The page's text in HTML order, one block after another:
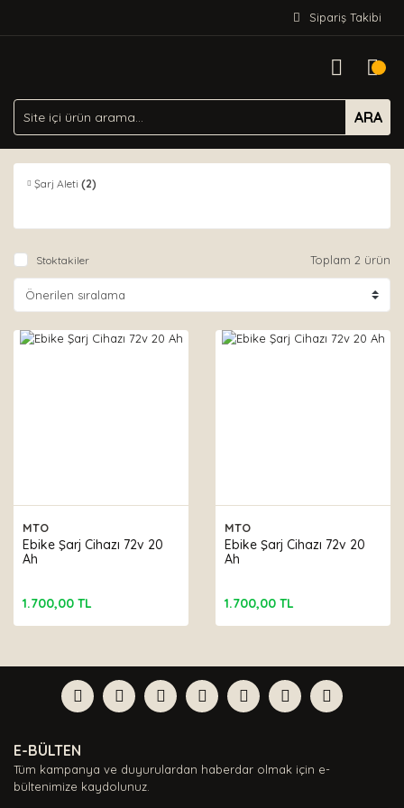
Sipariş Takibi
ARA
Şarj Aleti (2)
Stoktakiler Toplam 2 ürün
MTO
Ebike Şarj Cihazı 72v 20
Ah
1.700,00 TL
MTO
Ebike Şarj Cihazı 72v 20
Ah
1.700,00 TL
E-BÜLTEN
Tüm kampanya ve duyurulardan haberdar olmak için e-
bültenimize kaydolunuz.